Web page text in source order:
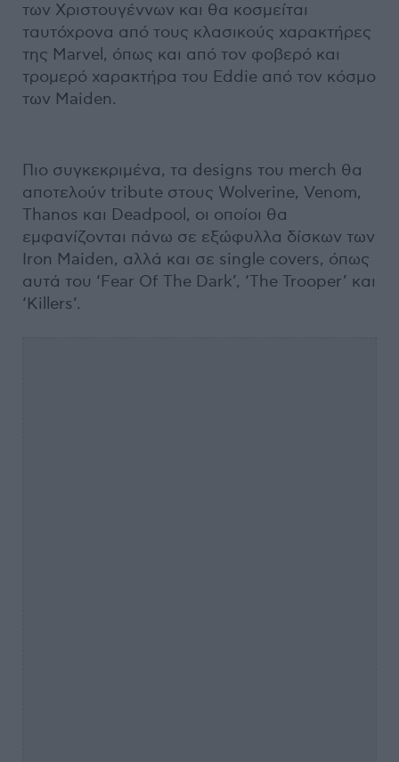
των Χριστουγέννων και θα κοσμείται
ταυτόχρονα από τους κλασικούς χαρακτήρες
της Marvel, όπως και από τον φοβερό και
τρομερό χαρακτήρα του Eddie από τον κόσμο
των Maiden.
Πιο συγκεκριμένα, τα designs του merch θα
αποτελούν tribute στους Wolverine, Venom,
Thanos και Deadpool, οι οποίοι θα
εμφανίζονται πάνω σε εξώφυλλα δίσκων των
Iron Maiden, αλλά και σε single covers, όπως
αυτά του ‘Fear Of The Dark’, ‘The Trooper’ και
‘Killers’.